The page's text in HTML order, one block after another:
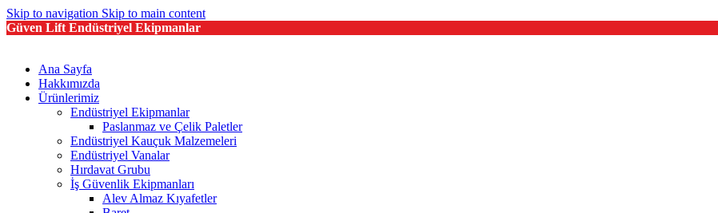
Skip to navigation Skip to main content
Güven Lift Endüstriyel Ekipmanlar
Ana Sayfa
Hakkımızda
Ürünlerimiz
Endüstriyel Ekipmanlar
Paslanmaz ve Çelik Paletler
Endüstriyel Kauçuk Malzemeleri
Endüstriyel Vanalar
Hırdavat Grubu
İş Güvenlik Ekipmanları
Alev Almaz Kıyafetler